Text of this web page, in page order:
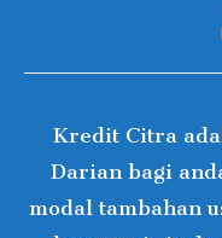
Kredit Citra
Darian bagi
modal tambahan